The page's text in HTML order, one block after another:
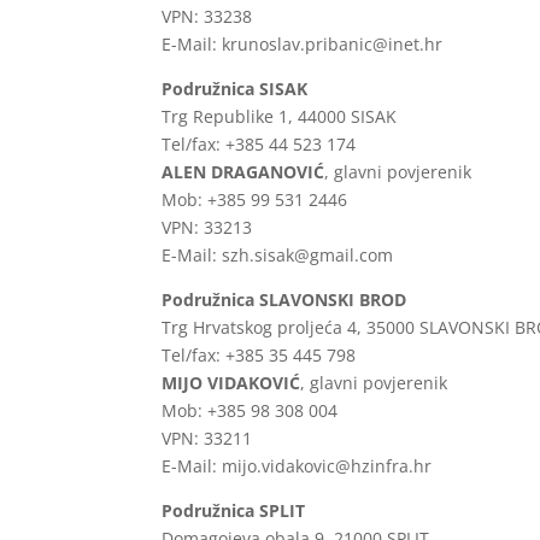
VPN: 33238
E-Mail: krunoslav.pribanic@inet.hr
Podružnica SISAK
Trg Republike 1, 44000 SISAK
Tel/fax: +385 44 523 174
ALEN DRAGANOVIĆ, glavni povjerenik
Mob: +385 99 531 2446
VPN: 33213
E-Mail: szh.sisak@gmail.com
Podružnica SLAVONSKI BROD
Trg Hrvatskog proljeća 4, 35000 SLAVONSKI
Tel/fax: +385 35 445 798
MIJO VIDAKOVIĆ, glavni povjerenik
Mob: +385 98 308 004
VPN: 33211
E-Mail: mijo.vidakovic@hzinfra.hr
Podružnica SPLIT